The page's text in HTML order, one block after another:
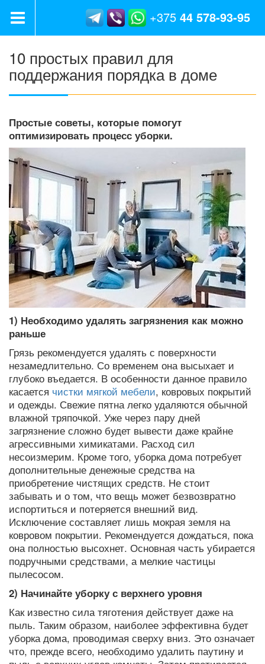
+375 44 578-93-95
10 простых правил для
поддержания порядка в доме
Простые советы, которые помогут
оптимизировать процесс уборки.
1) Необходимо удалять загрязнения как можно
раньше
Грязь рекомендуется удалять с поверхности
незамедлительно. Со временем она высыхает и
глубоко въедается. В особенности данное правило
касается чистки мягкой мебели, ковровых покрытий
и одежды. Свежие пятна легко удаляются обычной
влажной тряпочкой. Уже через пару дней
загрязнение сложно будет вывести даже крайне
агрессивными химикатами. Расход сил
несоизмерим. Кроме того, уборка дома потребует
дополнительные денежные средства на
приобретение чистящих средств. Не стоит
забывать и о том, что вещь может безвозвратно
испортиться и потеряется внешний вид.
Исключение составляет лишь мокрая земля на
ковровом покрытии. Рекомендуется дождаться, пока
она полностью высохнет. Основная часть убирается
подручными средствами, а мелкие частицы
пылесосом.
2) Начинайте уборку с верхнего уровня
Как известно сила тяготения действует даже на
пыль. Таким образом, наиболее эффективна будет
уборка дома, проводимая сверху вниз. Это означает
что, прежде всего, необходимо удалить паутину и